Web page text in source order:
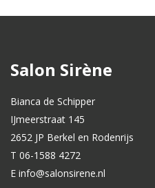
Salon Sirène
Bianca de Schipper
IJmeerstraat 145
2652 JP Berkel en Rodenrijs
T 06-1588 4272
E info@salonsirene.nl